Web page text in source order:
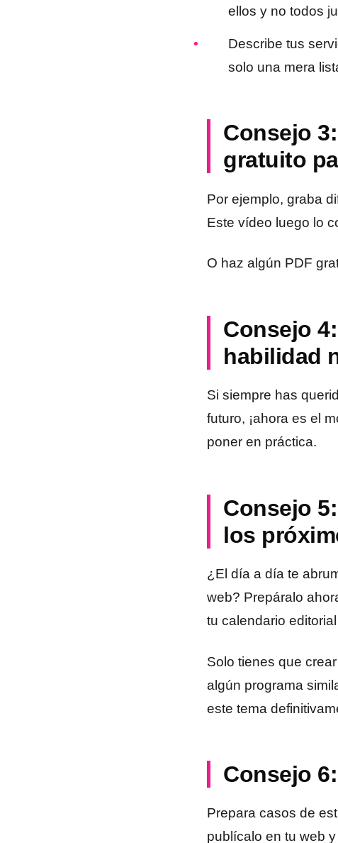
ellos y no todos
Describe tus
solo una mera
Consejo
gratuito
Por ejemplo, graba
Este vídeo luego lo
O haz algún PDF
Consejo
habilidad
Si siempre has
futuro, ¡ahora es el
poner en práctica.
Consejo
los
¿El día a día te
web? Prepáralo
tu calendario
Solo tienes que
algún programa
este tema
Consejo
Prepara casos de
publícalo en tu web